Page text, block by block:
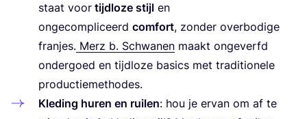
staat voor tijd­lo­ze stijl en
onge­com­pli­ceerd com­fort, zon­der over­bo­di­ge
fran­jes. Merz b. Schwa­nen maakt onge­verfd
onder­goed en tijd­lo­ze basics met tra­di­ti­o­ne­le
productiemethodes.
Kle­ding huren en rui­len: hou je ervan om af te